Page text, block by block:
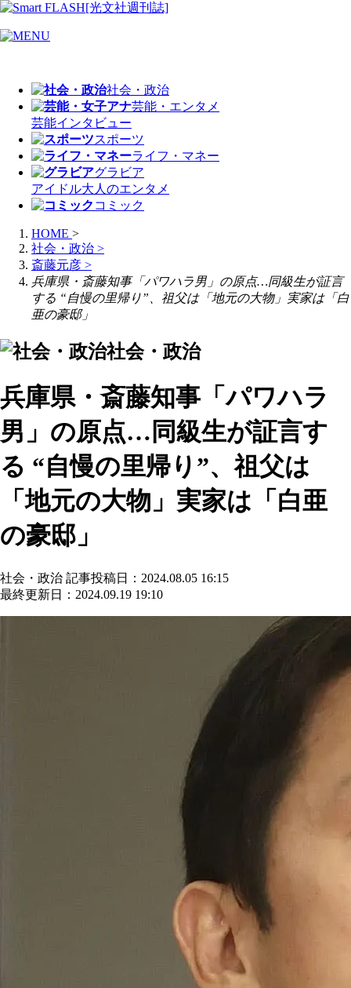
社会・政治
芸能・エンタメ
芸能インタビュー
スポーツ
ライフ・マネー
グラビア
アイドル大人のエンタメ
コミック
HOME >
社会・政治 >
斎藤元彦 >
兵庫県・斎藤知事「パワハラ男」の原点…同級生が証言
する “自慢の里帰り”、祖父は「地元の大物」実家は「白
亜の豪邸」
社会・政治
兵庫県・斎藤知事「パワハラ
男」の原点…同級生が証言す
る “自慢の里帰り”、祖父は
「地元の大物」実家は「白亜
の豪邸」
社会・政治 記事投稿日：2024.08.05 16:15
最終更新日：2024.09.19 19:10